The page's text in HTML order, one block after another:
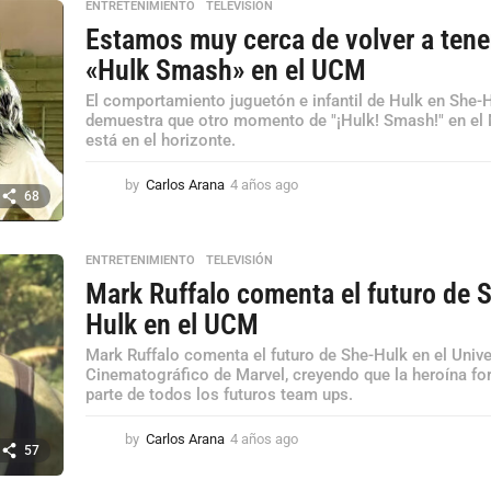
a
g
68
ENTRETENIMIENTO ,TELEVISIÓN
Estamos muy cerca de volver a
«Hulk Smash» en el UCM
El comportamiento juguetón e infantil de Hulk en She-
demuestra que otro momento de "¡Hulk! Smash!" en el
está en el horizonte.
by Carlos Arana 4 años ago
a
57
ENTRETENIMIENTO ,TELEVISIÓN
Mark Ruffalo comenta el futuro de
Hulk en el UCM
Mark Ruffalo comenta el futuro de She-Hulk en el
Cinematográfico de Marvel, creyendo que la heroína
parte de todos los futuros team ups.
by Carlos Arana 4 años ago